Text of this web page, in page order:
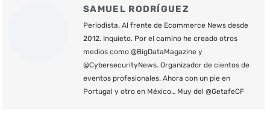
SAMUEL RODRÍGUEZ
Periodista. Al frente de Ecommerce News desde
2012. Inquieto. Por el camino he creado otros
medios como @BigDataMagazine y
@CybersecurityNews. Organizador de cientos de
eventos profesionales. Ahora con un pie en
Portugal y otro en México… Muy del @GetafeCF